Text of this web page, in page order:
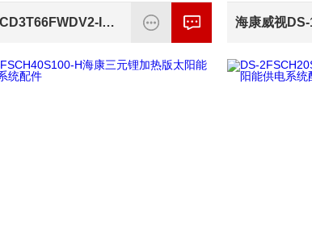
DS-2CD3T66FWDV2-I5S(B)海康星光级全功能600万筒型网络摄像机